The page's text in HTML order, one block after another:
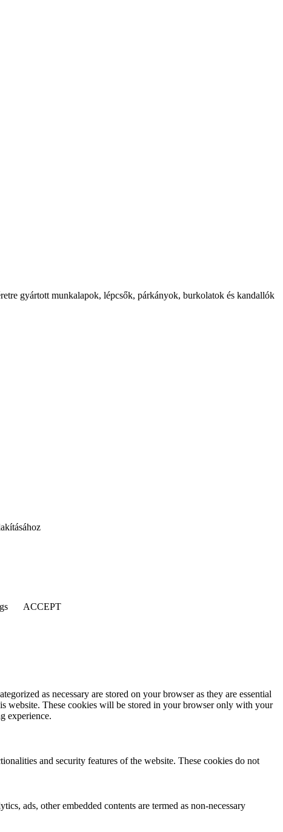
gyártott munkalapok, lépcsők, párkányok, burkolatok és kandallók
ACCEPT
as necessary are stored on your browser as they are essential
website. These cookies will be stored in your browser only with your
experience.
and security features of the website. These cookies do not
ads, other embedded contents are termed as non-necessary